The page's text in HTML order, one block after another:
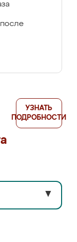
УЗНАТЬ
ПОДРОБНОСТИ
▼